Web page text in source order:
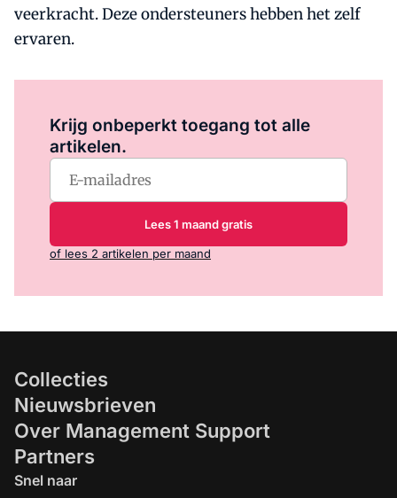
veerkracht. Deze ondersteuners hebben het zelf
ervaren.
Krijg onbeperkt toegang tot alle
artikelen.
Lees 1 maand gratis
of lees 2 artikelen per maand
Collecties
Nieuwsbrieven
Over Management Support
Partners
Snel naar